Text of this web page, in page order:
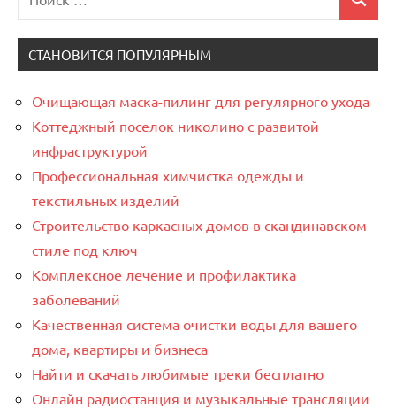
для:
Поиск
СТАНОВИТСЯ ПОПУЛЯРНЫМ
Очищающая маска-пилинг для регулярного ухода
Коттеджный поселок николино с развитой
инфраструктурой
Профессиональная химчистка одежды и
текстильных изделий
Строительство каркасных домов в скандинавском
стиле под ключ
Комплексное лечение и профилактика
заболеваний
Качественная система очистки воды для вашего
дома, квартиры и бизнеса
Найти и скачать любимые треки бесплатно
Онлайн радиостанция и музыкальные трансляции